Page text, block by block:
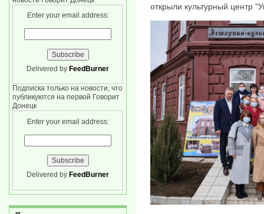
открыли культурный центр
Enter your email address:
Delivered by FeedBurner
Подписка только на новости, что
публикуются на первой Говорит
Донецк
Enter your email address:
Delivered by FeedBurner